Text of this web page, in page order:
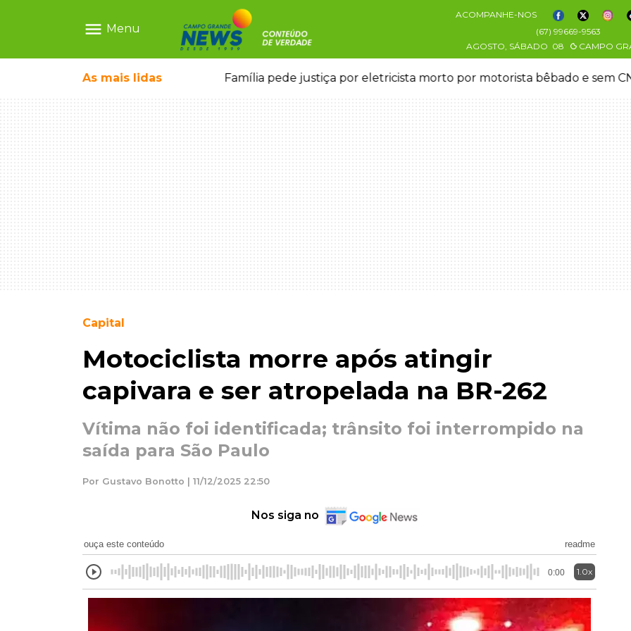
menu Menu
ACOMPANHE-NOS
(67) 99669-9563
AGOSTO, SÁBADO 08 CAMPO
As mais lidas
e morre a caminho do hospital Família pede justiça por eletricista morto por motorista bêbado e sem
Capital
Motociclista morre após atingir
capivara e ser atropelada na BR-262
Vítima não foi identificada; trânsito foi interrompido na
saída para São Paulo
Por Gustavo Bonotto | 11/12/2025 22:50
Nos siga no
ouça este conteúdo readme
0:00 1.0x